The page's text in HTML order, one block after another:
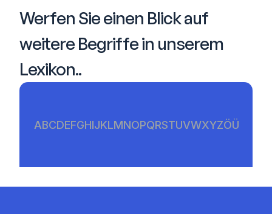
Werfen Sie einen Blick auf
weitere Begriffe in unserem
Lexikon..
ABCDEFGHIJKLMNOPQRSTUVWXYZÖÜ